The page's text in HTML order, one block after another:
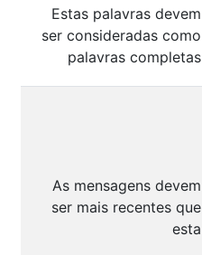
Estas palavras devem
ser consideradas como
palavras completas
As mensagens devem
ser mais recentes que
esta